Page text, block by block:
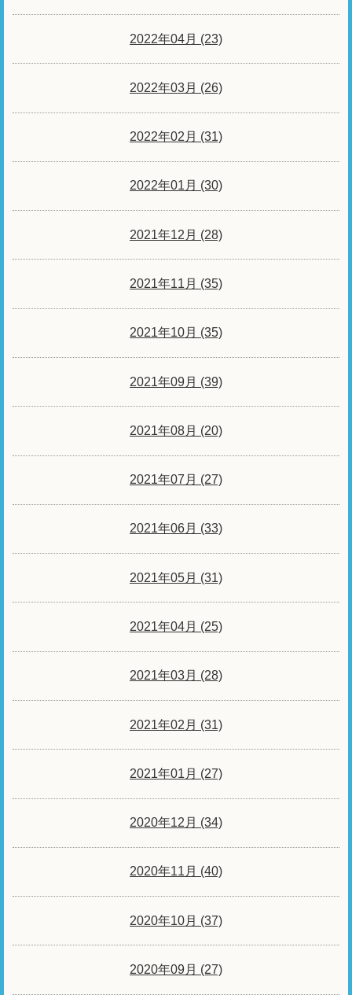
2022年04月 (23)
2022年03月 (26)
2022年02月 (31)
2022年01月 (30)
2021年12月 (28)
2021年11月 (35)
2021年10月 (35)
2021年09月 (39)
2021年08月 (20)
2021年07月 (27)
2021年06月 (33)
2021年05月 (31)
2021年04月 (25)
2021年03月 (28)
2021年02月 (31)
2021年01月 (27)
2020年12月 (34)
2020年11月 (40)
2020年10月 (37)
2020年09月 (27)